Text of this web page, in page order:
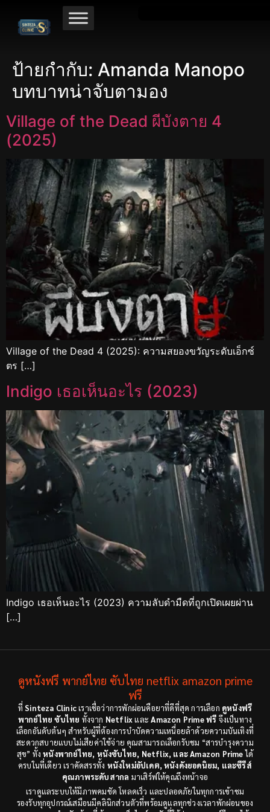
ป้ายกำกับ: Amanda Manopo
บทบาทน่าจับตามอง
Village of the Dead ผีบังตาย 4
(2025)
Village of the Dead 4 (2025): ความสยองขวัญระดับเอ็กซ์
ตร […]
Indigo เธอเห็นอะไร (2023)
Indigo เธอเห็นอะไร (2023) ความลับดำมืดที่ถูกเปิดเผยผ่าน
[…]
ดูหนังฟรี พากย์ไทย ซับไทย netflix amazon prime
ฟรี
ที่Sinteza Clinicเราเชื่อว่าการพักผ่อนคือยาที่ดีที่สุด การเลือก ดูหนังฟรี
พากย์ไทย ซับไทย ทั้งจาก NetflixและAmazon Prime ฟรี จึงเป็นทาง
เลือกอันดับต้นๆ สำหรับผู้ที่ต้องการบำบัดความเหนื่อยล้าด้วยความบันเทิงที่
สะดวกสบายแบบไม่เสียค่าใช้จ่าย คุณสามารถเลือกรับชม “สารบำรุงความ
สุข” ทั้งหนังพากย์ไทย, หนังซับไทย, Netflix, และ Amazon Primeได้
ครบในที่เดียว เราคัดสรรทั้ง หนังใหม่อัปเดต, หนังดังยอดนิยม, และซีรีส์
คุณภาพระดับสากล มาเสิร์ฟให้คุณถึงหน้าจอ
เราดูแลระบบให้มีภาพคมชัด โหลดเร็ว และปลอดภัยในทุกการเข้าชม
รองรับทุกอุปกรณ์เสมือนมีคลินิกส่วนตัวที่พร้อมดูแลทุกช่วงเวลาพักผ่อนของ